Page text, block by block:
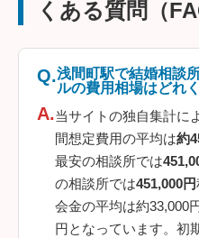
くある質問（
浅間町駅で結婚相談
ルの費用相場はどれ
当サイトの独自集計に
間想定費用の平均は約
最安の相談所では
の相談所では451,000円
会金の平均は約33,000
円となっています。初